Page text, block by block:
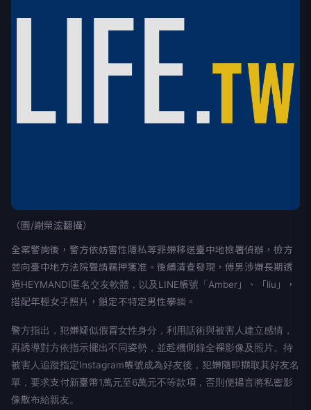
（圖/謝榮浤翻攝）
全案警詢後，警方依妨害性隱私等罪嫌移送臺中地檢署偵辦，檢方
並向臺中地方法院聲請羈押獲准。後續清查發現，傅男涉嫌長期透
過HEYMANDI匿名交友軟體，以及LINE帳號「Amber」、「liu」，
搭配年輕女子照片，鎖定不特定男性攀談。
警方指出，犯嫌疑似假冒女性身分，利用話術與被害人建立感情，
再誘導對方依指示擺出不同姿勢，並趁機側錄全裸影像及照片。待
被害人追蹤指定Instagram帳號成為好友後，犯嫌隨即擷取其好友名
單，要求支付新臺幣1萬元至6萬元不等款項，否則便揚言將私密影
像散布給親友。